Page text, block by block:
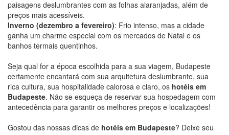
paisagens deslumbrantes com as folhas alaranjadas, além de
preços mais acessíveis.
Inverno (dezembro a fevereiro): Frio intenso, mas a cidade
ganha um charme especial com os mercados de Natal e os
banhos termais quentinhos.
Seja qual for a época escolhida para a sua viagem, Budapeste
certamente encantará com sua arquitetura deslumbrante, sua
rica cultura, sua hospitalidade calorosa e claro, os hotéis em
Budapeste. Não se esqueça de reservar sua hospedagem com
antecedência para garantir os melhores preços e localizações!
Gostou das nossas dicas de hotéis em Budapeste? Deixe seu